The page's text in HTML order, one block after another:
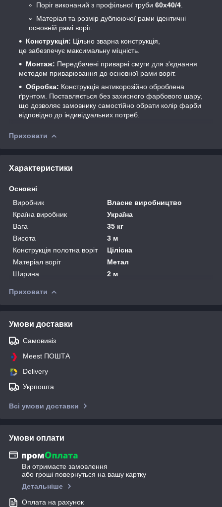
Поріг виконаний з профільної труби 60х40/4
Матеріал та розмір дублюючої рами ідентичні
основній рамі воріт.
Конструкція: Цільно зварна конструкція,
це забезпечує максимальну міцність.
Монтаж: Передбачені приварні смуги для з'єднання
методом приварювання до основної рами воріт.
Обробка: Конструкція антикорозійно оброблена
ґрунтом. Поставляється без захисного фарбового шару,
що дозволяє замовнику самостійно обрати колір фарби
відповідно до індивідуальних потреб.
Приховати
Характеристики
Основні
Виробник
Власне виробництво
Країна виробник
Україна
Вага
35 кг
Висота
3 м
Конструкція полотна воріт
Цілісна
Матеріал воріт
Метал
Ширина
2 м
Приховати
Умови доставки
Самовивіз
Meest ПОШТА
Delivery
Укрпошта
Всі умови доставки
Умови оплати
Ви отримаєте замовлення
або гроші повернуться на вашу картку
Детальніше
Оплата на рахунок